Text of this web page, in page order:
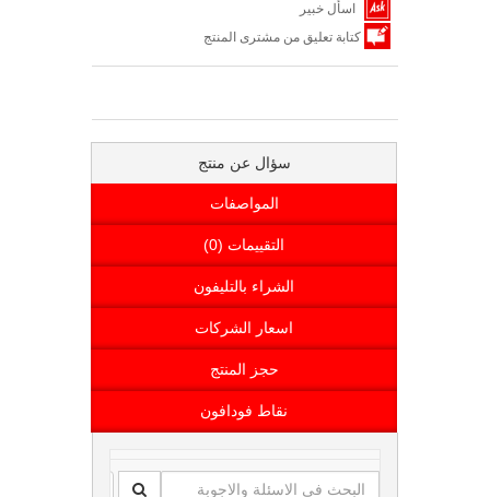
اسأل خبير
كتابة تعليق من مشترى المنتج
سؤال عن منتج
المواصفات
التقييمات (0)
الشراء بالتليفون
اسعار الشركات
حجز المنتج
نقاط فودافون